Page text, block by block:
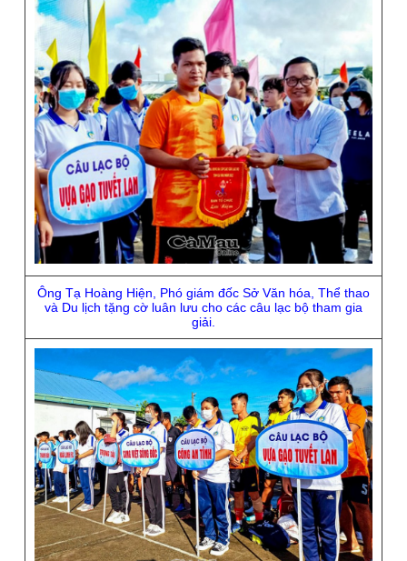
Ông Tạ Hoàng Hiện, Phó giám đốc Sở Văn hóa, Thể thao
và Du lịch tặng cờ luân lưu cho các câu lạc bộ tham gia
giải.